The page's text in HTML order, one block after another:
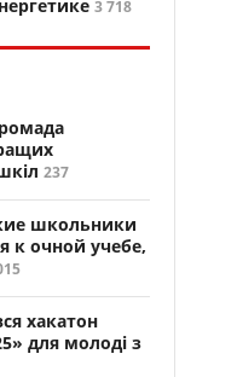
3 718
237
школьники
к очной учебе,
хакатон
для молоді з